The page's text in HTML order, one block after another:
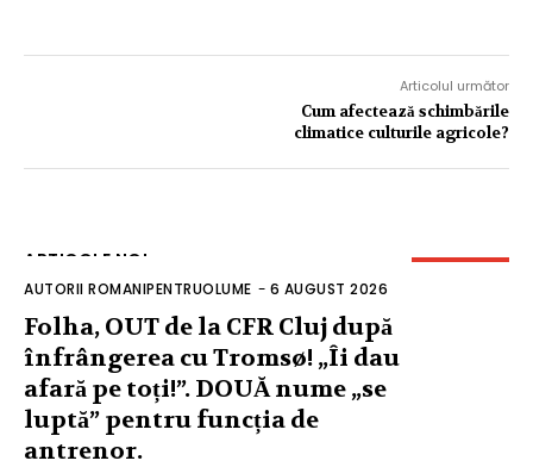
Articolul următor
Cum afectează schimbările
climatice culturile agricole?
ARTICOLE NOI
AUTORII ROMANIPENTRUOLUME - 6 AUGUST 2026
Folha, OUT de la CFR Cluj după
înfrângerea cu Tromsø! „Îi dau
afară pe toți!”. DOUĂ nume „se
luptă” pentru funcția de
antrenor.